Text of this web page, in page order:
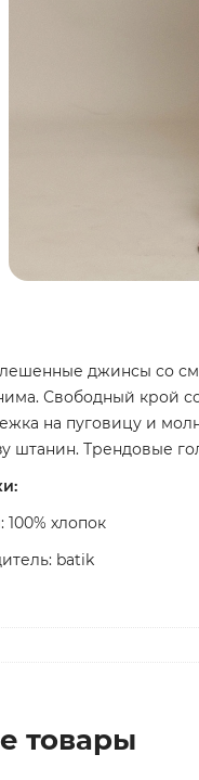
джинсы со
Свободный крой
на пуговицу и
штанин. Трендовые
хлопок
batik
товары